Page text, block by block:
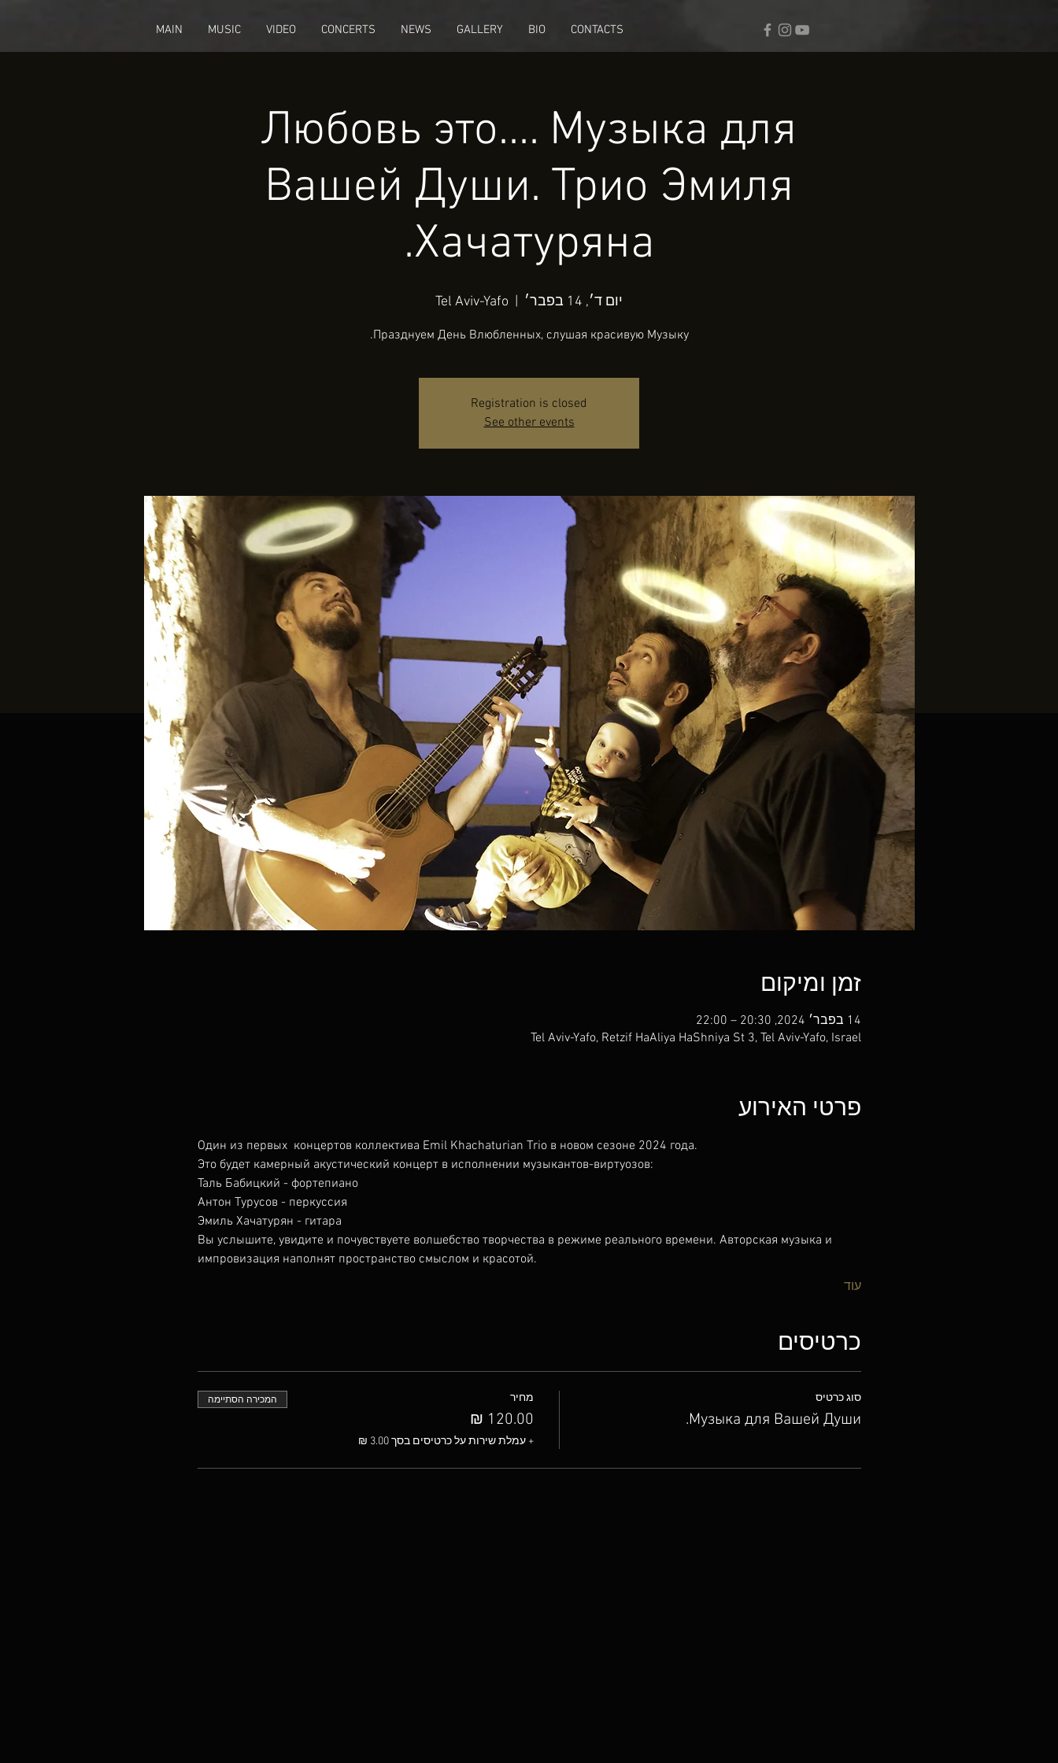
MAIN MUSIC VIDEO CONCERTS NEWS GALLERY BIO CONTACTS
Любовь это.... Музыка для
Вашей Души. Трио Эмиля
Хачатуряна.
יום ד׳, 14 בפבר׳ Tel Aviv-Yafo
Празднуем День Влюбленных, слушая красивую Музыку.
Registration is closed
See other events
זמן ומיקום
14 בפבר׳ 2024, 20:30 – 22:00
Tel Aviv-Yafo, Retzif HaAliya HaShniya St 3, Tel Aviv-Yafo, Israel
פרטי האירוע
Один из первых  концертов коллектива Emil Khachaturian Trio в новом сезоне 2024 года.
Это будет камерный акустический концерт в исполнении музыкантов-виртуозов:
Таль Бабицкий - фортепиано
Антон Турусов - перкуссия
Эмиль Хачатурян - гитара
Вы услышите, увидите и почувствуете волшебство творчества в режиме реального времени. Авторская музыка и
импровизация наполнят пространство смыслом и красотой.
עוד
כרטיסים
סוג כרטיס
Музыка для Вашей Души.
מחיר
+ עמלת שירות על כרטיסים בסך ‏3.00 ‏₪
המכירה הסתיימה